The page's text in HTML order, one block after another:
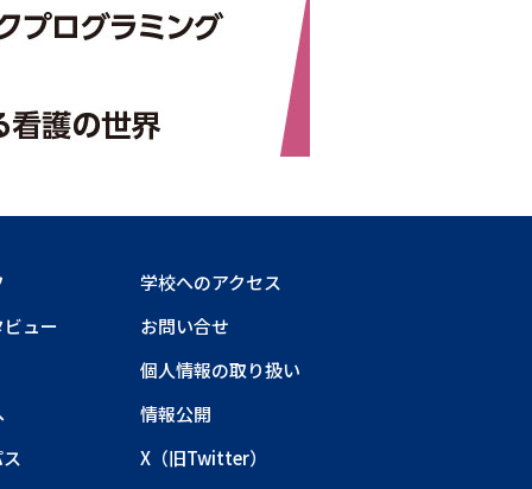
ュー
学校へのアクセス
お問い合せ
個人情報の取り扱い
情報公開
X（旧Twitter）